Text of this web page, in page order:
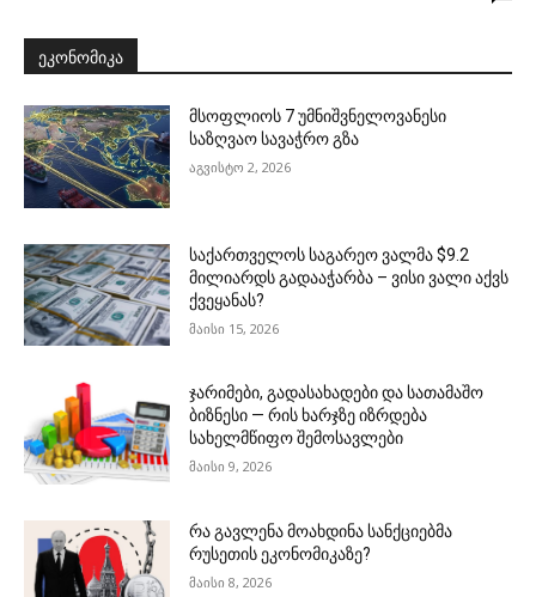
ᲔᲙᲝᲜᲝᲛᲘᲙᲐ
მსოფლიოს 7 უმნიშვნელოვანესი
საზღვაო სავაჭრო გზა
აგვისტო 2, 2026
საქართველოს საგარეო ვალმა $9.2
მილიარდს გადააჭარბა – ვისი ვალი აქვს
ქვეყანას?
მაისი 15, 2026
ჯარიმები, გადასახადები და სათამაშო
ბიზნესი — რის ხარჯზე იზრდება
სახელმწიფო შემოსავლები
მაისი 9, 2026
რა გავლენა მოახდინა სანქციებმა
რუსეთის ეკონომიკაზე?
მაისი 8, 2026